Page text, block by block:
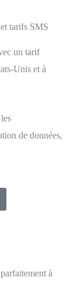
tarifs SMS
un tarif
Unis et à
de données,
à